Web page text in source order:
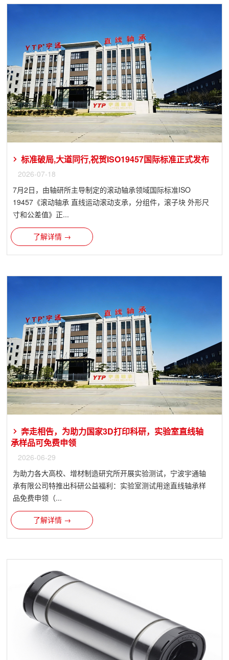
标准破局,大道同行,祝贺ISO19457国际标准正式发布
2026-07-18
7月2日，由轴研所主导制定的滚动轴承领域国际标准ISO
19457《滚动轴承 直线运动滚动支承，分组件，滚子块 外形尺
寸和公差值》正...
了解详情 →
奔走相告，为助力国家3D打印科研，实验室直线轴
承样品可免费申领
2026-06-29
为助力各大高校、增材制造研究所开展实验测试，宁波宇通轴
承有限公司特推出科研公益福利：实验室测试用途直线轴承样
品免费申领（...
了解详情 →